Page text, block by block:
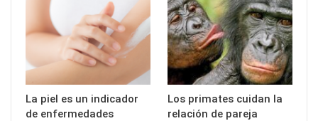
La piel es un indicador
de enfermedades
Los primates cuidan la
relación de pareja